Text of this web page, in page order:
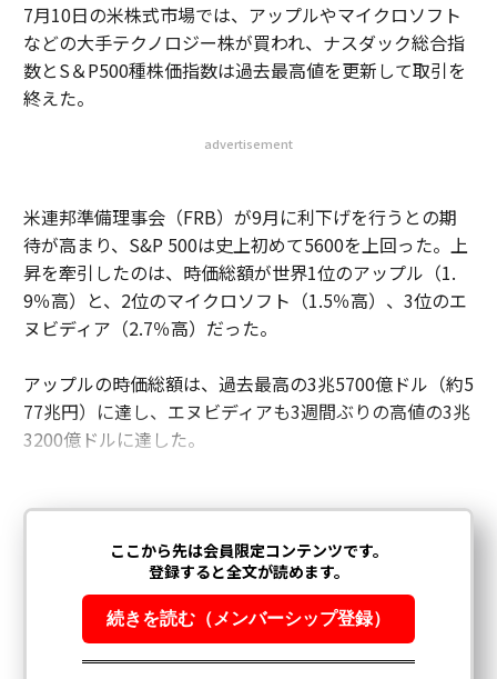
7月10日の米株式市場では、アップルやマイクロソフト
などの大手テクノロジー株が買われ、ナスダック総合指
数とS＆P500種株価指数は過去最高値を更新して取引を
終えた。
advertisement
米連邦準備理事会（FRB）が9月に利下げを行うとの期
待が高まり、S&P 500は史上初めて5600を上回った。上
昇を牽引したのは、時価総額が世界1位のアップル（1.
9％高）と、2位のマイクロソフト（1.5％高）、3位のエ
ヌビディア（2.7％高）だった。
アップルの時価総額は、過去最高の3兆5700億ドル（約5
77兆円）に達し、エヌビディアも3週間ぶりの高値の3兆
3200億ドルに達した。